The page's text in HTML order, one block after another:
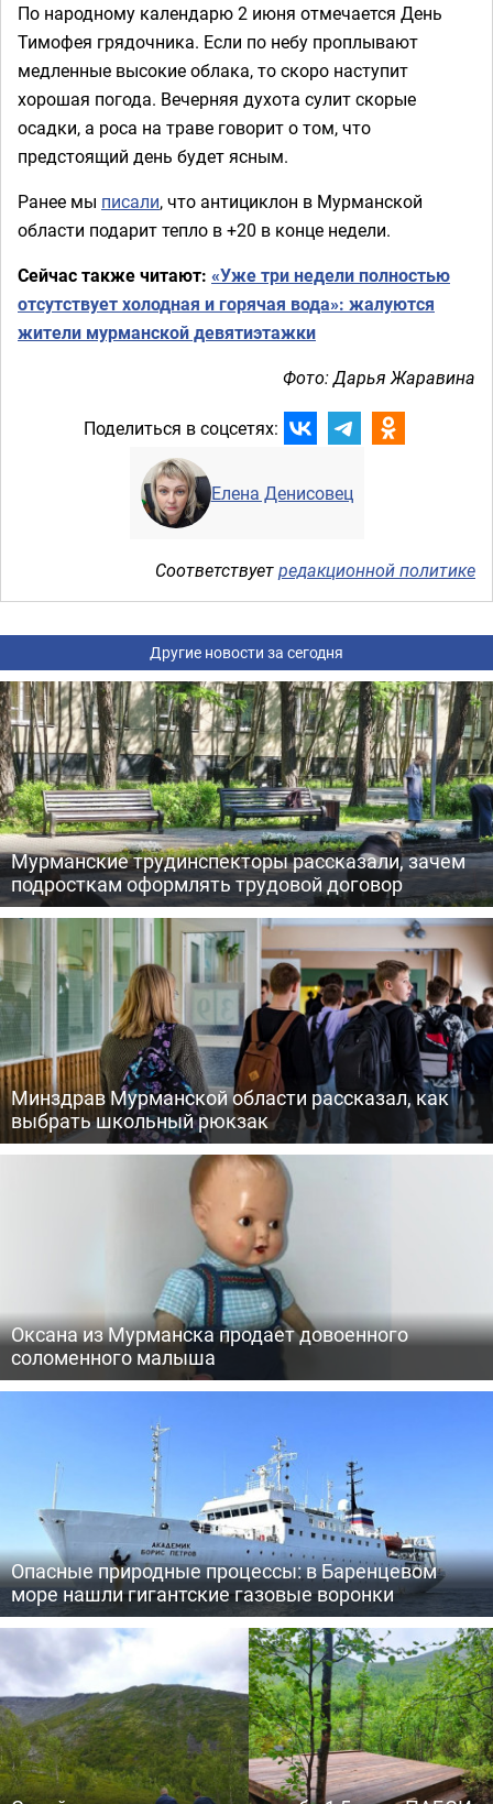
По народному календарю 2 июня отмечается День
Тимофея грядочника. Если по небу проплывают
медленные высокие облака, то скоро наступит
хорошая погода. Вечерняя духота сулит скорые
осадки, а роса на траве говорит о том, что
предстоящий день будет ясным.
Ранее мы писали, что антициклон в Мурманской
области подарит тепло в +20 в конце недели.
Сейчас также читают: «Уже три недели полностью
отсутствует холодная и горячая вода»: жалуются
жители мурманской девятиэтажки
Фото: Дарья Жаравина
Поделиться в соцсетях:
Елена Денисовец
Соответствуетредакционной политике
Другие новости за сегодня
Мурманские трудинспекторы рассказали, зачем
подросткам оформлять трудовой договор
Минздрав Мурманской области рассказал, как
выбрать школьный рюкзак
Оксана из Мурманска продает довоенного
соломенного малыша
Опасные природные процессы: в Баренцевом
море нашли гигантские газовые воронки